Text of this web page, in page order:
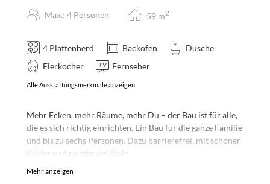
Max.: 4 Personen 59 m2
4 Plattenherd Backofen
Dusche
Eierkocher
Fernseher
Alle Ausstattungsmerkmale anzeigen
Mehr Ecken, mehr Räume, mehr Du – der Bau ist für alle,
die es sich richtig einrichten. Ein Bau für die ganze Familie
und bis zu sechs Personen. Dazu barrierefrei, mit schöner
Küche und richtig viel Style!
Wichtiger Hinweis: Der Bau ist noch im Bau und öffnet
Mehr anzeigen